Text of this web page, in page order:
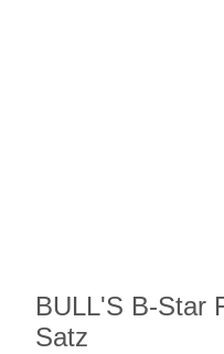
BULL'S B-Star
Satz